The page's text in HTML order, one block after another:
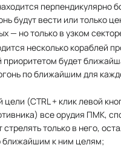
перпендикулярно
будут вести или только
— но только в узком
несколько кораблей
приоритетом будет
по ближайшим для
цели (CTRL + клик левой
все орудия ПМК,
стрелять только в него,
ближайшим к ним целям;